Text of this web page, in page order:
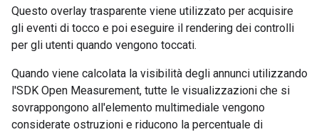
Questo overlay trasparente viene utilizzato per acquisire
gli eventi di tocco e poi eseguire il rendering dei controlli
per gli utenti quando vengono toccati.
Quando viene calcolata la visibilità degli annunci utilizzando
l'SDK Open Measurement, tutte le visualizzazioni che si
sovrappongono all'elemento multimediale vengono
considerate ostruzioni e riducono la percentuale di